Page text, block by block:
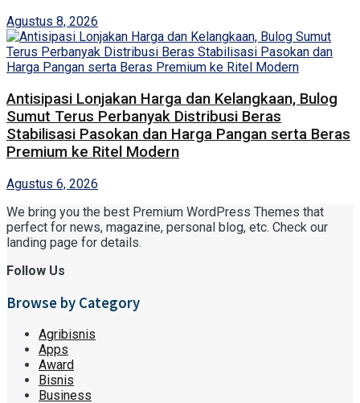
Agustus 8, 2026
Antisipasi Lonjakan Harga dan Kelangkaan, Bulog
Sumut Terus Perbanyak Distribusi Beras
Stabilisasi Pasokan dan Harga Pangan serta Beras
Premium ke Ritel Modern
Agustus 6, 2026
We bring you the best Premium WordPress Themes that
perfect for news, magazine, personal blog, etc. Check our
landing page for details.
Follow Us
Browse by Category
Agribisnis
Apps
Award
Bisnis
Business